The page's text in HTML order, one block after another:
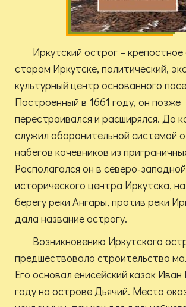
Иркутский острог –
старом Иркутске, политический,
культурный центр основанного
Построенный в 1661 году, он позже
перестраивался и расширялся. До
служил оборонительной системой
набегов кочевников из
Располагался он в северо-
исторического центра Иркутска,
берегу реки Ангары, против реки
дала название острогу.
Возникновению Иркутского
предшествовало строительство
Его основал енисейский казак
году на острове Дьячий. Место